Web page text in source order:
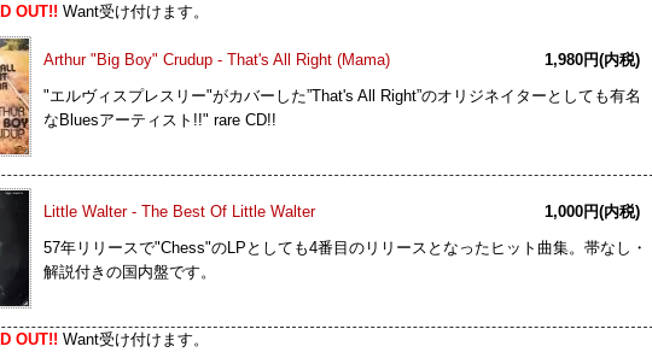
OUT!! Want受け付けます。
Arthur "Big Boy" Crudup - That's All Right (Mama)
1,980円(内税)
"エルヴィスプレスリー"がカバーした”That's All Right”のオリジネイターとしても有名
なBluesアーティスト!!" rare CD!!
Little Walter - The Best Of Little Walter
1,000円(内税)
57年リリースで"Chess"のLPとしても4番目のリリースとなったヒット曲集。帯なし・
解説付きの国内盤です。
OUT!! Want受け付けます。